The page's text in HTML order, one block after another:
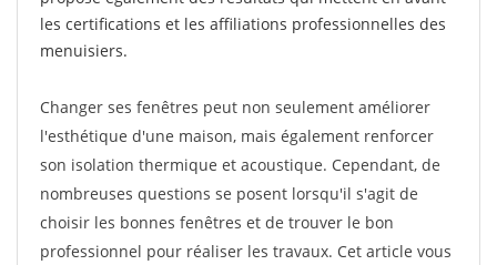
les certifications et les affiliations professionnelles des
menuisiers.
Changer ses fenêtres peut non seulement améliorer
l'esthétique d'une maison, mais également renforcer
son isolation thermique et acoustique. Cependant, de
nombreuses questions se posent lorsqu'il s'agit de
choisir les bonnes fenêtres et de trouver le bon
professionnel pour réaliser les travaux. Cet article vous